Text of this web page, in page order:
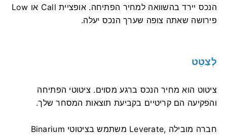
הנכס יירד בהשוואה למחיר הפתיחה. אופציית Call או Low
פירושה שאתה צופה שערך הנכס יעלה.
לְצַטֵט
ציטוט הוא מחיר הנכס ברגע מסוים. ציטוטי הפתיחה
והפקיעה הם קריטיים בקביעת תוצאות המסחר שלך.
Binarium משתמש בציטוטי Leverate, חברה מובילה